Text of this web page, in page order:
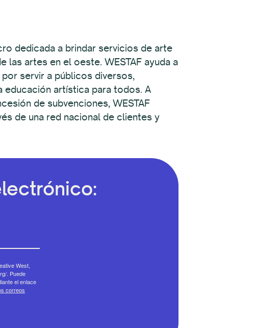
dedicada a brindar servicios de arte
artes en el oeste. WESTAF ayuda a
servir a públicos diversos,
educación artística para todos. A
de subvenciones, WESTAF
de una red nacional de clientes y
West,
. Puede
el enlace
correos